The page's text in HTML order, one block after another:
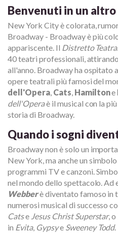
Benvenuti in un
New York City è colorata,
Broadway - Broadway è più
appariscente. Il Distretto
40 teatri professionali,
all'anno. Broadway ha ospitato
opere teatrali più famosi del
dell'Opera, Cats, Hamiltone
dell'Operaè il musical con la
storia di Broadway.
Quando i sogni
Broadway non è solo un
New York, ma anche un
programmi TV e canzoni.
nel mondo dello spettacolo. Ad
Webberè diventato famoso in
numerosi musical di successo
Catse Jesus Christ Superstar, o
in Evita, Gypsye Sweeney Todd.